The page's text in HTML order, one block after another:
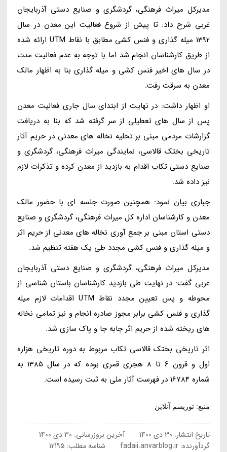
مدیرکل میراث فرهنگی، گردشگری و صنایع دستی آذربایجان
غربی شرح داد: تا پیش از شروع فعالیت این معدن در سال
1392 میله گذاری و فنس کشی مطابق با نقاط UTM ارائه شده
از طریق کارشناسان انجام شد اما با توجه به عدم فعالیت مدت
در سال های اخیر فنس کشی و میله گذاری بنا به اظهار مالک
معدن به سرقت رفت.
او اظهار داشت: در نهایت از ابتدای سال جاری فعالیت معدن
پس از سال های تعطیلی از سر گرفته شد که بنا به دریافت
گزارشات مردمی مبنی بر تخلیه نخاله های معدنی در حریم آثار
تاریخی بختک قالاسی، نمایندگی میراث فرهنگی، گردشگری و
صنایع دستی تکاب اقدام به بازدید از معدن کرده و تذکرات لازم
نیز داده شد.
جباری بیان نمود: همچنین صورت جلسه ای با حضور مالک
معدن و کارشناسان اداره کل میراث فرهنگی، گردشگری و صنایع
دستی استان مبنی بر جمع آوری نخاله های معدنی از حریم اثر
و میله گذاری و فنس کشی مجدد طی یک هفته تنظیم شد.
مدیرکل میراث فرهنگی، گردشگری و صنایع دستی آذربایجان
غربی گفت: در نهایت طی بازدید کارشناسان باستان شناسی از
محوطه و پس تعیین مجدد نقاط UTM اقدامات لازم میله
گذاری و فنس کشی برابر مجوز صادره انجام و نیز تمامی نخاله
های ریخته شده از حریم اثر جابه جا و پاک سازی شد.
اثر تاریخی بختک قالاسی تکاب مربوط به دوره تاریخی هزاره
اول و قرون 6 تا 8 هجری قمری بوده که در سال 1385 به
شماره 16784 در فهرست آثار ملی به ثبت رسیده است.
منبع: توریسم آنلاین
تاریخ انتشار: 30 دی 1400 آخرین بروزرسانی: 30 دی 1400
گردآورنده:fadaii.anvarblog.ir شناسه مطلب: 12195